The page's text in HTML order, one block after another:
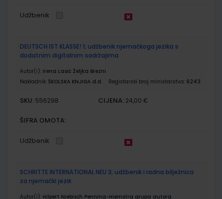
Udžbenik
DEUTSCH IST KLASSE! 1; udžbenik njemačkoga jezika s
dodatnim digitalnim sadržajima
Autor(i): Irena Lasić Željka Brezni
Nakladnik: ŠKOLSKA KNJIGA d.d. Registarski broj ministarstva: 6243
SKU: 556298 CIJENA: 24,00 €
ŠIFRA OMOTA:
Udžbenik
SCHRITTE INTERNATIONAL NEU 3; udžbenik i radna bilježnica
za njemački jezik
Autor(i): Hilpert Niebisch Penning-Hiemstra grupa autora